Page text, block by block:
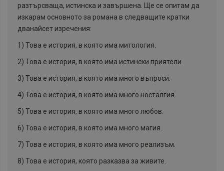
разтърсваща, истинска и завършена. Ще се опитам да
изкарам основното за романа в следващите кратки
дванайсет изречения:
1) Това е история, в която има митология.
2) Това е история, в която има истински приятели.
3) Това е история, в която има много въпроси.
4) Това е история, в която има много носталгия.
5) Това е история, в която има много любов.
6) Това е история, в която има много магия.
7) Това е история, в която има много реализъм.
8) Това е история, която разказва за живите.